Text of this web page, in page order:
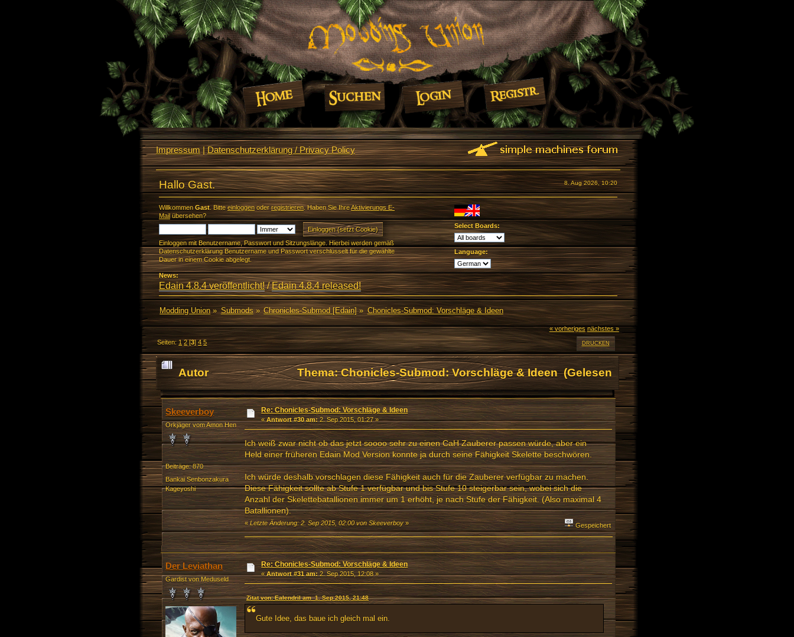
Impressum|Datenschutzerklärung / Privacy Policy
8. Aug 2026, 10:20
Hallo Gast.
Willkommen Gast. Bitte einloggenoderregistrieren. Haben Sie IhreAktivierungs E-
Mailübersehen?
Einloggen mit Benutzername, Passwort und Sitzungslänge. Hierbei werden gemäß
Datenschutzerklärung Benutzername und Passwort verschlüsselt für die gewählte
Dauer in einem Cookie abgelegt.
Select Boards:
Language:
News:
Edain 4.8.4 veröffentlicht!/Edain 4.8.4 released!
Modding Union» Submods» Chronicles-Submod [Edain]» Chonicles-Submod: Vorschläge & Ideen
« vorheriges nächstes »
DRUCKEN
Seiten: 1 2[3]4 5
Autor Thema: Chonicles-Submod: Vorschläge & Ideen (Gelesen
87208 mal)
Skeeverboy
Orkjäger vom Amon Hen
Beiträge: 870
Bankai Senbonzakura
Kageyoshi
Re: Chonicles-Submod: Vorschläge & Ideen
«Antwort #30 am:2. Sep 2015, 01:27 »
Ich weiß zwar nicht ob das jetzt soooo sehr zu einen CaH Zauberer passen würde, aber ein
Held einer früheren Edain Mod Version konnte ja durch seine Fähigkeit Skelette beschwören.
Ich würde deshalb vorschlagen diese Fähigkeit auch für die Zauberer verfügbar zu machen.
Diese Fähigkeit sollte ab Stufe 1 verfügbar und bis Stufe 10 steigerbar sein, wobei sich die
Anzahl der Skelettebatallionen immer um 1 erhöht, je nach Stufe der Fähigkeit. (Also maximal 4
Batallionen).
«Letzte Änderung: 2. Sep 2015, 02:00 von Skeeverboy» Gespeichert
Der Leviathan
Gardist von Meduseld
Re: Chonicles-Submod: Vorschläge & Ideen
«Antwort #31 am:2. Sep 2015, 12:08 »
Zitat von: Ealendril am 1. Sep 2015, 21:48
Gute Idee, das baue ich gleich mal ein.